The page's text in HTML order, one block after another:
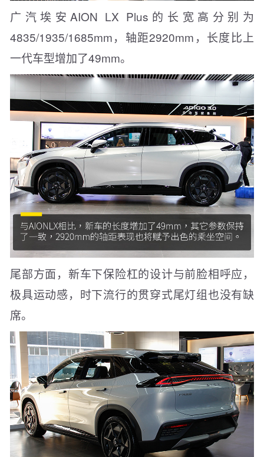
广汽埃安AION LX Plus的长宽高分别为
4835/1935/1685mm，轴距2920mm，长度比上
一代车型增加了49mm。
尾部方面，新车下保险杠的设计与前脸相呼应，
极具运动感，时下流行的贯穿式尾灯组也没有缺
席。